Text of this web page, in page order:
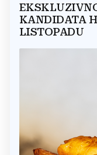
KANDIDATA
LISTOPADU